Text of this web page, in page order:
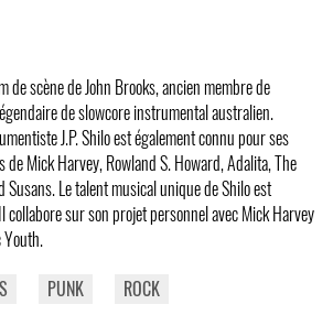
de scène de John Brooks, ancien membre de
de slowcore instrumental australien.
J.P. Shilo est également connu pour ses
Mick Harvey, Rowland S. Howard, Adalita, The
Le talent musical unique de Shilo est
collabore sur son projet personnel avec Mick Harvey
Youth.
PUNK ROCK